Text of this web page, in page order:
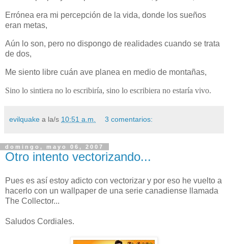
Errónea era mi percepción de la vida, donde los sueños
eran metas,
Aún lo son, pero no dispongo de realidades cuando se trata
de dos,
Me siento libre cuán ave planea en medio de montañas,
Sino lo sintiera no lo escribiría, sino lo escribiera no estaría vivo.
evilquake a la/s 10:51 a.m. 3 comentarios:
domingo, mayo 06, 2007
Otro intento vectorizando...
Pues es así estoy adicto con vectorizar y por eso he vuelto a
hacerlo con un wallpaper de una serie canadiense llamada
The Collector...
Saludos Cordiales.